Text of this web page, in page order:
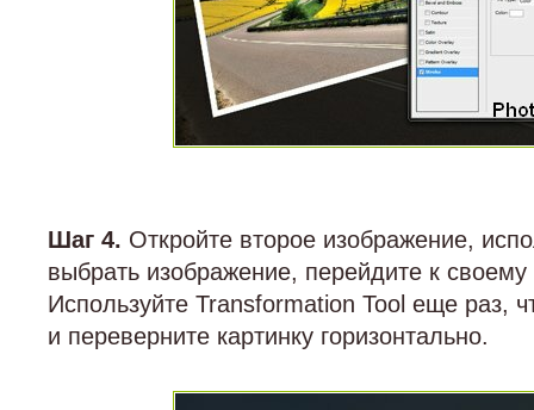
Шаг 4. Откройте второе изображение,
выбрать изображение, перейдите к своему
Используйте Transformation Tool еще раз,
и переверните картинку горизонтально.